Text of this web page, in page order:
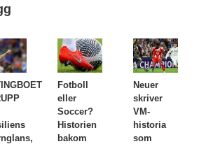
Fotboll
eller
Soccer?
Historien
bakom
Neuer
skriver
VM-
historia
som